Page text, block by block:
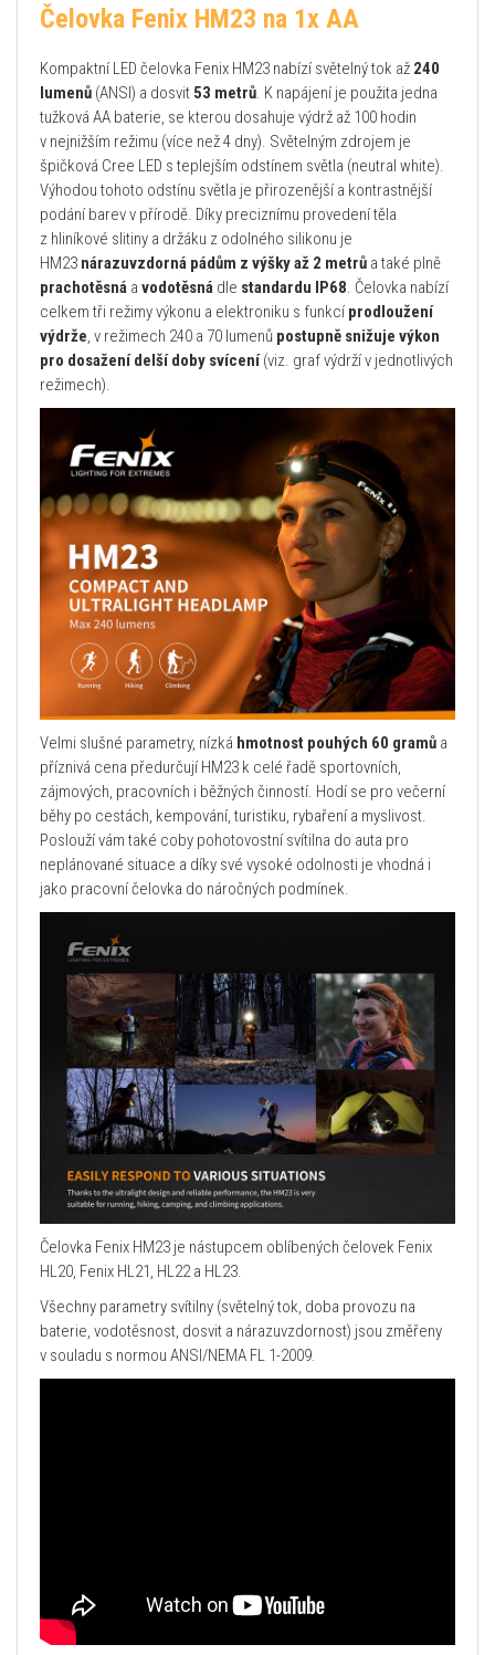
Čelovka Fenix HM23 na 1x AA
Kompaktní LED čelovka Fenix HM23 nabízí světelný tok až 240
lumenů (ANSI) a dosvit 53 metrů. K napájení je použita jedna
tužková AA baterie, se kterou dosahuje výdrž až 100 hodin
v nejnižším režimu (více než 4 dny). Světelným zdrojem je
špičková Cree LED s teplejším odstínem světla (neutral white).
Výhodou tohoto odstínu světla je přirozenější a kontrastnější
podání barev v přírodě. Díky preciznímu provedení těla
z hliníkové slitiny a držáku z odolného silikonu je
HM23 nárazuvzdorná pádům z výšky až 2 metrů a také plně
prachotěsná a vodotěsná dle standardu IP68. Čelovka nabízí
celkem tři režimy výkonu a elektroniku s funkcíprodloužení
výdrže, v režimech 240 a 70 lumenů postupně snižuje výkon
pro dosažení delší doby svícení(viz. graf výdrží v jednotlivých
režimech).
Velmi slušné parametry, nízká hmotnost pouhých 60 gramů a
příznivá cena předurčují HM23 k celé řadě sportovních,
zájmových, pracovních i běžných činností. Hodí se pro večerní
běhy po cestách, kempování, turistiku, rybaření a myslivost.
Poslouží vám také coby pohotovostní svítilna do auta pro
neplánované situace a díky své vysoké odolnosti je vhodná i
jako pracovní čelovka do náročných podmínek.
Čelovka Fenix HM23 je nástupcem oblíbených čelovek Fenix
HL20, Fenix HL21, HL22 a HL23.
Všechny parametry svítilny (světelný tok, doba provozu na
baterie, vodotěsnost, dosvit a nárazuvzdornost) jsou změřeny
v souladu s normou ANSI/NEMA FL 1-2009.